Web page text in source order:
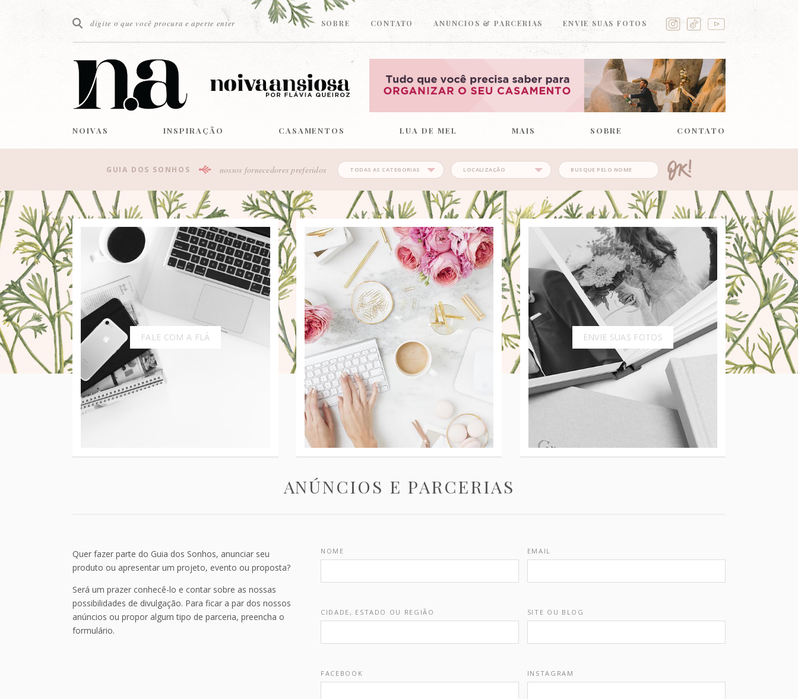
SOBRE CONTATO ANUNCIOS & PARCERIAS ENVIE SUAS FOTOS
NOIVAS INSPIRAÇÃO CASAMENTOS LUA DE MEL MAIS SOBRE CONTATO
GUIA DOS SONHOS nossos fornecedores preferidos
FALE COM A FLÁ ENVIE SUAS FOTOS
ANÚNCIOS E PARCERIAS
Quer fazer parte do Guia dos Sonhos, anunciar seu
produto ou apresentar um projeto, evento ou proposta?
Será um prazer conhecê-lo e contar sobre as nossas
possibilidades de divulgação. Para ficar a par dos nossos
anúncios ou propor algum tipo de parceria, preencha o
formulário.
NOME EMAIL
CIDADE, ESTADO OU REGIÃO SITE OU BLOG
FACEBOOK INSTAGRAM